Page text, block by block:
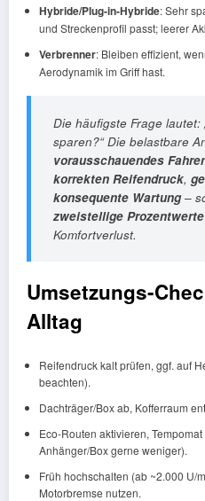
Hybride/Plug-in-Hybride: Sehr
und Streckenprofil passt; leerer
Verbrenner: Bleiben effizient,
Aerodynamik im Griff hast.
Die häufigste Frage
sparen?“Die belastbare
vorausschauendes
korrekten Reifendruck,
konsequente Wartung–
zweistellige Prozentwerte
Komfortverlust.
Umsetzungs-
Alltag
Reifendruck kalt prüfen, ggf. auf
beachten).
Dachträger/Box ab, Kofferraum
Eco-Routen aktivieren,
Anhänger/Box gerne weniger).
Früh hochschalten (ab ~2.000 U/
Motorbremse nutzen.